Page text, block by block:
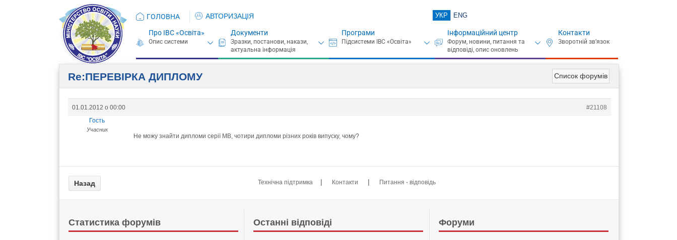
ГОЛОВНА АВТОРИЗАЦІЯ УКР ENG
Про ІВС «Освіта» Документи Програми Інформаційний центр Контакти
Список форумів
Re:ПЕРЕВIРКА ДИПЛОМУ
01.01.2012 о 00:00
#21108
Гость
Учасник
Не можу знайти дипломи серії МВ, чотири дипломи різних років випуску, чому?
Технічна підтримка | Контакти | Питання - відповідь
Статистика форумів Останні відповіді Форуми